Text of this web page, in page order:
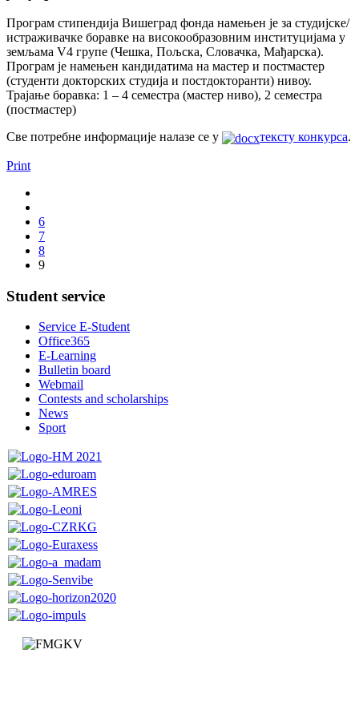
Програм стипендија Вишеград фонда намењен је за студијске/
истраживачке боравке на високообразовним институцијама у
земљама V4 групе (Чешка, Пољска, Словачка, Мађарска).
Програм је намењен кандидатима на мастер и постмастер
(студенти докторских студија и постдокторанти) нивоу.
Трајање боравка: 1 – 4 семестра (мастер ниво), 2 семестра
(постмастер)
Све потребне информације налазе се у
тексту конкурса.
Print
6
7
8
9
Student service
Service E-Student
Office365
E-Learning
Bulletin board
Webmail
Contests and scholarships
News
Sport